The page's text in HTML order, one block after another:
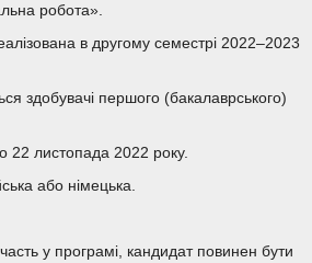
робота».
в другому семестрі 2022–2023
здобувачі першого (бакалаврського)
22 листопада 2022 року.
або німецька.
у програмі, кандидат повинен бути